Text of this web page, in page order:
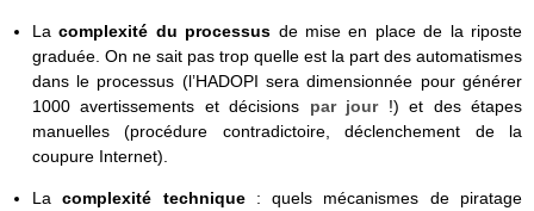
Lacomplexité du processus de mise en place de la riposte
graduée. On ne sait pas trop quelle est la part des automatismes
dans le processus (l’HADOPI sera dimensionnée pour générer
1000 avertissements et décisions par jour
!) et des étapes
manuelles (procédure contradictoire, déclenchement de la
coupure Internet).
Lacomplexité technique: quels mécanismes de piratage